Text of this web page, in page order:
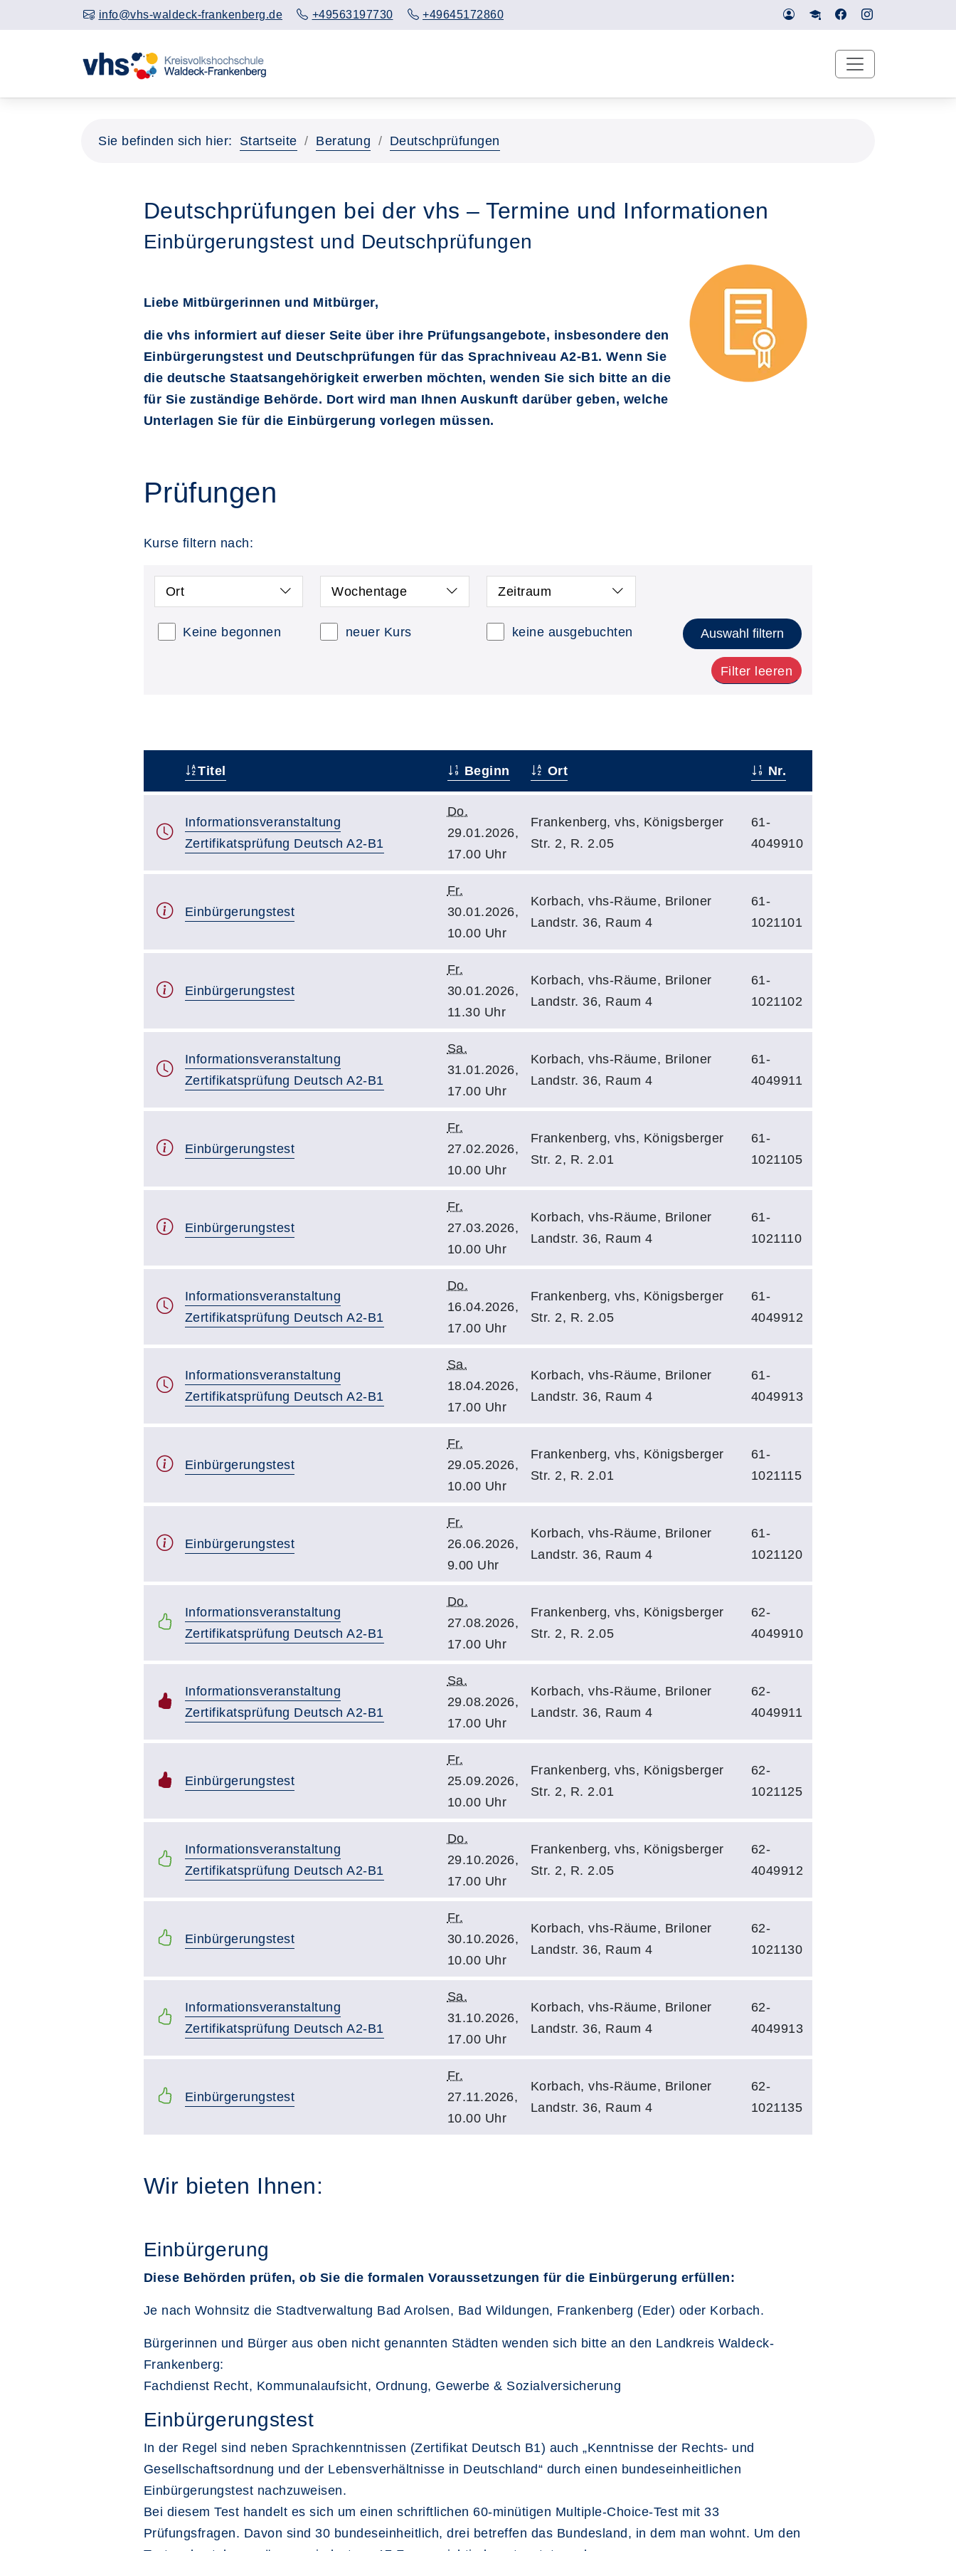
info@vhs-waldeck-frankenberg.de +49563197730 +49645172860
Sie befinden sich hier: Startseite Beratung Deutschprüfungen
Deutschprüfungen bei der vhs – Termine und Informationen
Einbürgerungstest und Deutschprüfungen
Liebe Mitbürgerinnen und Mitbürger,
die vhs informiert auf dieser Seite über ihre Prüfungsangebote, insbesondere den
Einbürgerungstest und Deutschprüfungen für das Sprachniveau A2-B1. Wenn Sie
die deutsche Staatsangehörigkeit erwerben möchten, wenden Sie sich bitte an die
für Sie zuständige Behörde. Dort wird man Ihnen Auskunft darüber geben, welche
Unterlagen Sie für die Einbürgerung vorlegen müssen.
Prüfungen
Kurse filtern nach:
Ort Wochentage Zeitraum
Keine begonnen neuer Kurs keine ausgebuchten Auswahl filtern
Filter leeren
Titel Beginn Ort Nr.
Informationsveranstaltung
Zertifikatsprüfung Deutsch A2-B1
Do.
29.01.2026,
17.00 Uhr
Frankenberg, vhs, Königsberger
Str. 2, R. 2.05
61-
4049910
Einbürgerungstest
Fr.
30.01.2026,
10.00 Uhr
Korbach, vhs-Räume, Briloner
Landstr. 36, Raum 4
61-
1021101
Einbürgerungstest
Fr.
30.01.2026,
11.30 Uhr
Korbach, vhs-Räume, Briloner
Landstr. 36, Raum 4
61-
1021102
Informationsveranstaltung
Zertifikatsprüfung Deutsch A2-B1
Sa.
31.01.2026,
17.00 Uhr
Korbach, vhs-Räume, Briloner
Landstr. 36, Raum 4
61-
4049911
Einbürgerungstest
Fr.
27.02.2026,
10.00 Uhr
Frankenberg, vhs, Königsberger
Str. 2, R. 2.01
61-
1021105
Einbürgerungstest
Fr.
27.03.2026,
10.00 Uhr
Korbach, vhs-Räume, Briloner
Landstr. 36, Raum 4
61-
1021110
Informationsveranstaltung
Zertifikatsprüfung Deutsch A2-B1
Do.
16.04.2026,
17.00 Uhr
Frankenberg, vhs, Königsberger
Str. 2, R. 2.05
61-
4049912
Informationsveranstaltung
Zertifikatsprüfung Deutsch A2-B1
Sa.
18.04.2026,
17.00 Uhr
Korbach, vhs-Räume, Briloner
Landstr. 36, Raum 4
61-
4049913
Einbürgerungstest
Fr.
29.05.2026,
10.00 Uhr
Frankenberg, vhs, Königsberger
Str. 2, R. 2.01
61-
1021115
Einbürgerungstest
Fr.
26.06.2026,
9.00 Uhr
Korbach, vhs-Räume, Briloner
Landstr. 36, Raum 4
61-
1021120
Informationsveranstaltung
Zertifikatsprüfung Deutsch A2-B1
Do.
27.08.2026,
17.00 Uhr
Frankenberg, vhs, Königsberger
Str. 2, R. 2.05
62-
4049910
Informationsveranstaltung
Zertifikatsprüfung Deutsch A2-B1
Sa.
29.08.2026,
17.00 Uhr
Korbach, vhs-Räume, Briloner
Landstr. 36, Raum 4
62-
4049911
Einbürgerungstest
Fr.
25.09.2026,
10.00 Uhr
Frankenberg, vhs, Königsberger
Str. 2, R. 2.01
62-
1021125
Informationsveranstaltung
Zertifikatsprüfung Deutsch A2-B1
Do.
29.10.2026,
17.00 Uhr
Frankenberg, vhs, Königsberger
Str. 2, R. 2.05
62-
4049912
Einbürgerungstest
Fr.
30.10.2026,
10.00 Uhr
Korbach, vhs-Räume, Briloner
Landstr. 36, Raum 4
62-
1021130
Informationsveranstaltung
Zertifikatsprüfung Deutsch A2-B1
Sa.
31.10.2026,
17.00 Uhr
Korbach, vhs-Räume, Briloner
Landstr. 36, Raum 4
62-
4049913
Einbürgerungstest
Fr.
27.11.2026,
10.00 Uhr
Korbach, vhs-Räume, Briloner
Landstr. 36, Raum 4
62-
1021135
Wir bieten Ihnen:
Einbürgerung
Diese Behörden prüfen, ob Sie die formalen Voraussetzungen für die Einbürgerung erfüllen:
Je nach Wohnsitz die Stadtverwaltung Bad Arolsen, Bad Wildungen, Frankenberg (Eder) oder Korbach.
Bürgerinnen und Bürger aus oben nicht genannten Städten wenden sich bitte an den Landkreis Waldeck-
Frankenberg:
Fachdienst Recht, Kommunalaufsicht, Ordnung, Gewerbe & Sozialversicherung
Einbürgerungstest
In der Regel sind neben Sprachkenntnissen (Zertifikat Deutsch B1) auch „Kenntnisse der Rechts- und
Gesellschaftsordnung und der Lebensverhältnisse in Deutschland“ durch einen bundeseinheitlichen
Einbürgerungstest nachzuweisen.
Bei diesem Test handelt es sich um einen schriftlichen 60-minütigen Multiple-Choice-Test mit 33
Prüfungsfragen. Davon sind 30 bundeseinheitlich, drei betreffen das Bundesland, in dem man wohnt. Um den